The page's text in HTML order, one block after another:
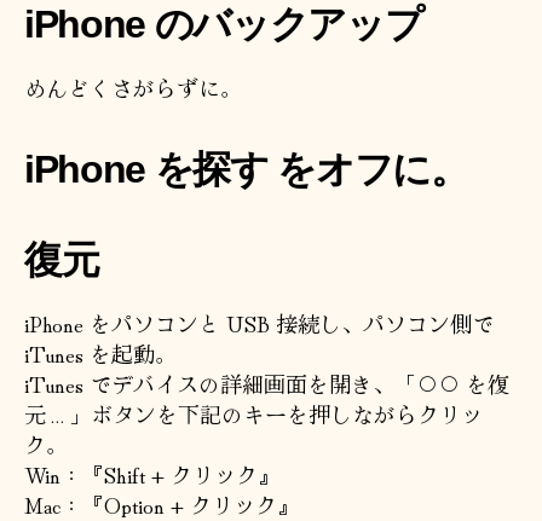
iPhone のバックアップ
めんどくさがらずに。
iPhone を探す をオフに。
復元
iPhone をパソコンと USB 接続し、パソコン側で
iTunes を起動。
iTunes でデバイスの詳細画面を開き、「○○ を復
元…」ボタンを下記のキーを押しながらクリッ
ク。
Win：『Shift + クリック』
Mac：『Option + クリック』